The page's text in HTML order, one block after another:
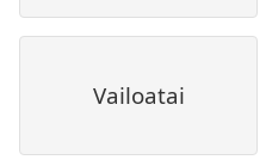
Vailoatai